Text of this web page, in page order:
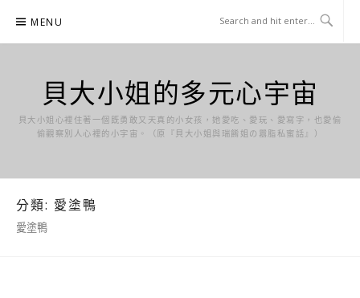
content
MENU
貝大小姐的多元心宇宙
貝大小姐心裡住著一個既勇敢又天真的小女孩，她愛吃、愛玩、愛寫字，也愛偷
偷觀察別人心裡的小宇宙。（原『貝大小姐與瑞餚姐の囂脂私蜜話』）
分類: 愛塗鴨
愛塗鴨